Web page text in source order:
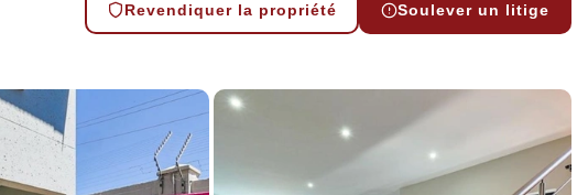
Revendiquer la propriété Soulever un litige